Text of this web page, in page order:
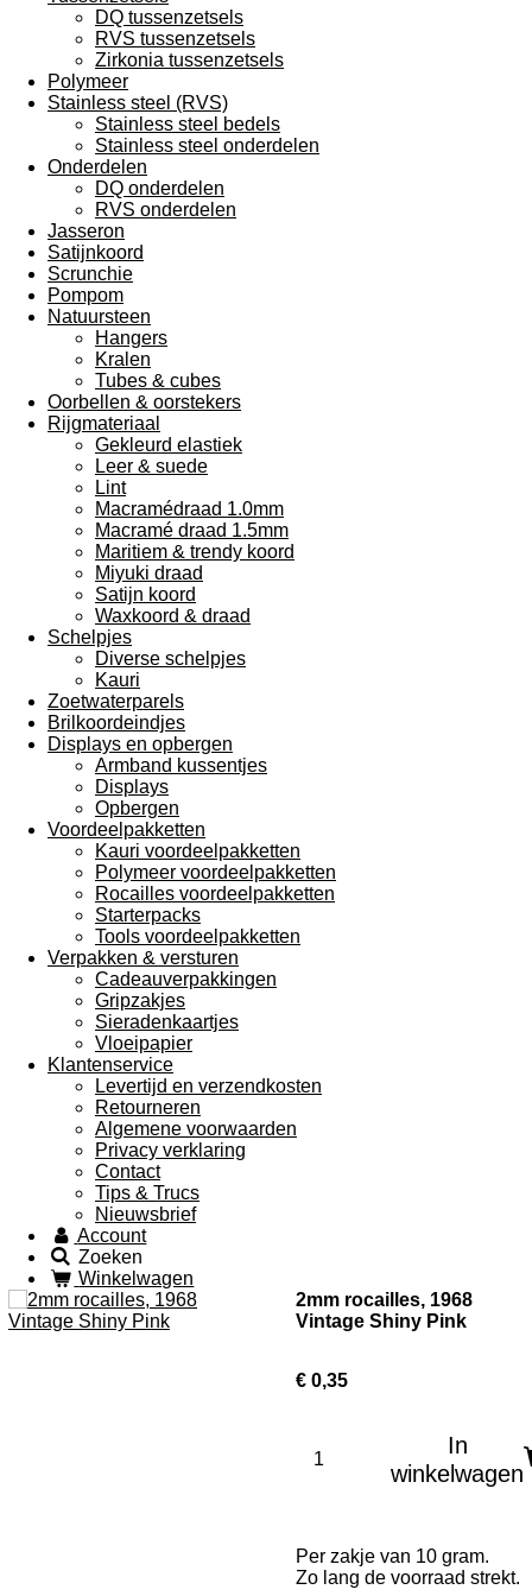
DQ tussenzetsels
RVS tussenzetsels
Zirkonia tussenzetsels
Polymeer
Stainless steel (RVS)
Stainless steel bedels
Stainless steel onderdelen
Onderdelen
DQ onderdelen
RVS onderdelen
Jasseron
Satijnkoord
Scrunchie
Pompom
Natuursteen
Hangers
Kralen
Tubes & cubes
Oorbellen & oorstekers
Rijgmateriaal
Gekleurd elastiek
Leer & suede
Lint
Macramédraad 1.0mm
Macramé draad 1.5mm
Maritiem & trendy koord
Miyuki draad
Satijn koord
Waxkoord & draad
Schelpjes
Diverse schelpjes
Kauri
Zoetwaterparels
Brilkoordeindjes
Displays en opbergen
Armband kussentjes
Displays
Opbergen
Voordeelpakketten
Kauri voordeelpakketten
Polymeer voordeelpakketten
Rocailles voordeelpakketten
Starterpacks
Tools voordeelpakketten
Verpakken & versturen
Cadeauverpakkingen
Gripzakjes
Sieradenkaartjes
Vloeipapier
Klantenservice
Levertijd en verzendkosten
Retourneren
Algemene voorwaarden
Privacy verklaring
Contact
Tips & Trucs
Nieuwsbrief
Account
Zoeken
Winkelwagen
2mm rocailles, 1968
Vintage Shiny Pink
€ 0,35
In
winkelwagen
Per zakje van 10 gram.
Zo lang de voorraad strekt.